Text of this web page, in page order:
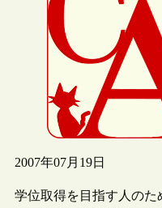
2007年07月19日
学位取得を目指す人のた